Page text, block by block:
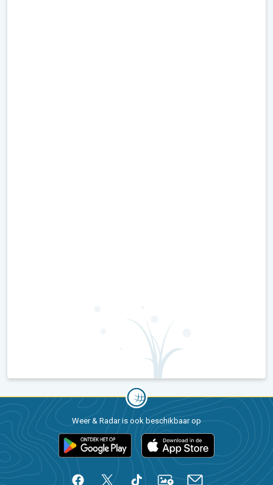
Weer & Radar is ook beschikbaar op